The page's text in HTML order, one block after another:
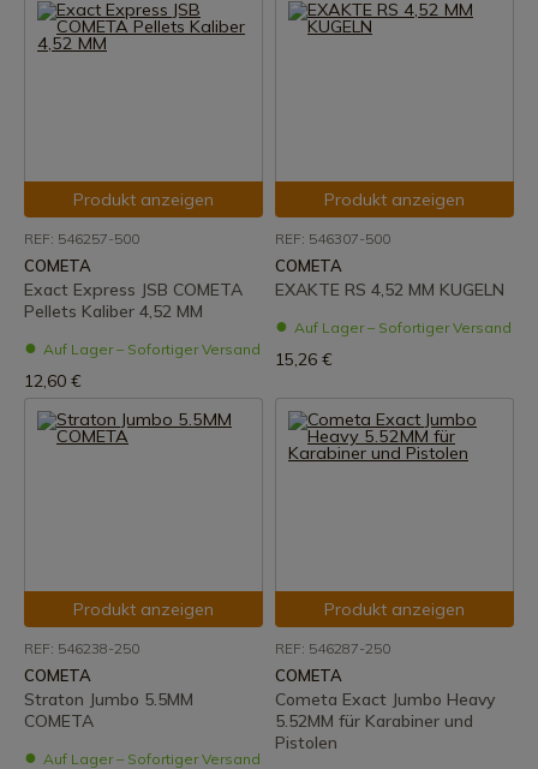
Produkt anzeigen
REF: 546257-500
COMETA
Exact Express JSB COMETA
Pellets Kaliber 4,52 MM
Auf Lager – Sofortiger Versand
12,60 €
Produkt anzeigen
REF: 546307-500
COMETA
EXAKTE RS 4,52 MM KUGELN
Auf Lager – Sofortiger Versand
15,26 €
Produkt anzeigen
REF: 546238-250
COMETA
Straton Jumbo 5.5MM
COMETA
Auf Lager – Sofortiger Versand
Produkt anzeigen
REF: 546287-250
COMETA
Cometa Exact Jumbo Heavy
5.52MM für Karabiner und
Pistolen